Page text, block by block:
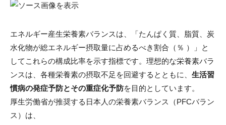
エネルギー産生栄養素バランスは、「たんぱく質、脂質、炭
水化物が総エネルギー摂取量に占めるべき割合（％ ）」と
してこれらの構成比率を示す指標です。理想的な栄養素バラ
ンスは、各種栄養素の摂取不足を回避するとともに、 生活習
慣病の発症予防とその重症化予防を目的としています。
厚生労働省が推奨する日本人の栄養素バランス（PFCバラン
ス）は、